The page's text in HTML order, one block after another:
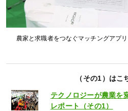
農家と求職者をつなぐマッチングアプ
（その1）はこ
テクノロジーが農業を
レポート（その1）